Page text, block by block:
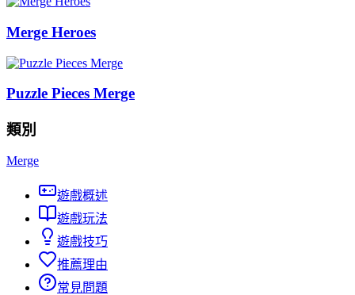
Merge Heroes
Puzzle Pieces Merge
類別
Merge
遊戲概述
遊戲玩法
遊戲技巧
推薦理由
常見問題